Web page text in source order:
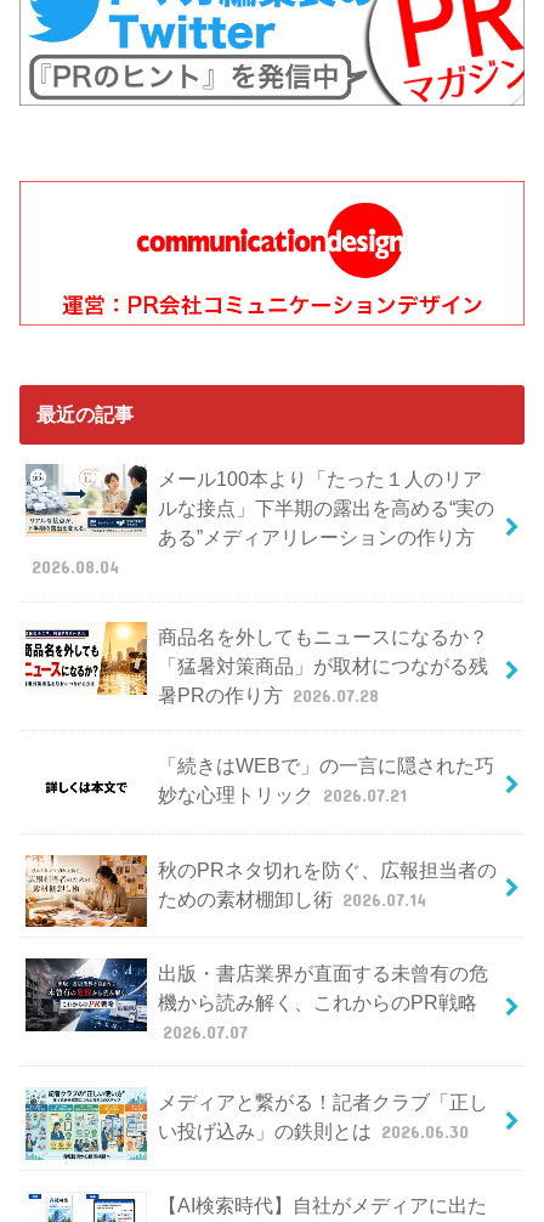
最近の記事
メール100本より「たった１人のリア
ルな接点」下半期の露出を高める“実の
ある”メディアリレーションの作り方
2026.08.04
商品名を外してもニュースになるか？
「猛暑対策商品」が取材につながる残
暑PRの作り方 2026.07.28
「続きはWEBで」の一言に隠された巧
妙な心理トリック
2026.07.21
秋のPRネタ切れを防ぐ、広報担当者の
ための素材棚卸し術 2026.07.14
出版・書店業界が直面する未曾有の危
機から読み解く、これからのPR戦略
2026.07.07
メディアと繋がる！記者クラブ「正し
い投げ込み」の鉄則とは 2026.06.30
【AI検索時代】自社がメディアに出た